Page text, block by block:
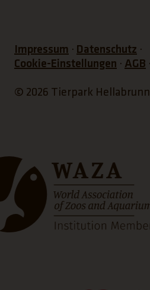
Impressum
Datenschutz
Cookie-Einstellungen
AGB
© 2026 Tierpark Hellabrunn